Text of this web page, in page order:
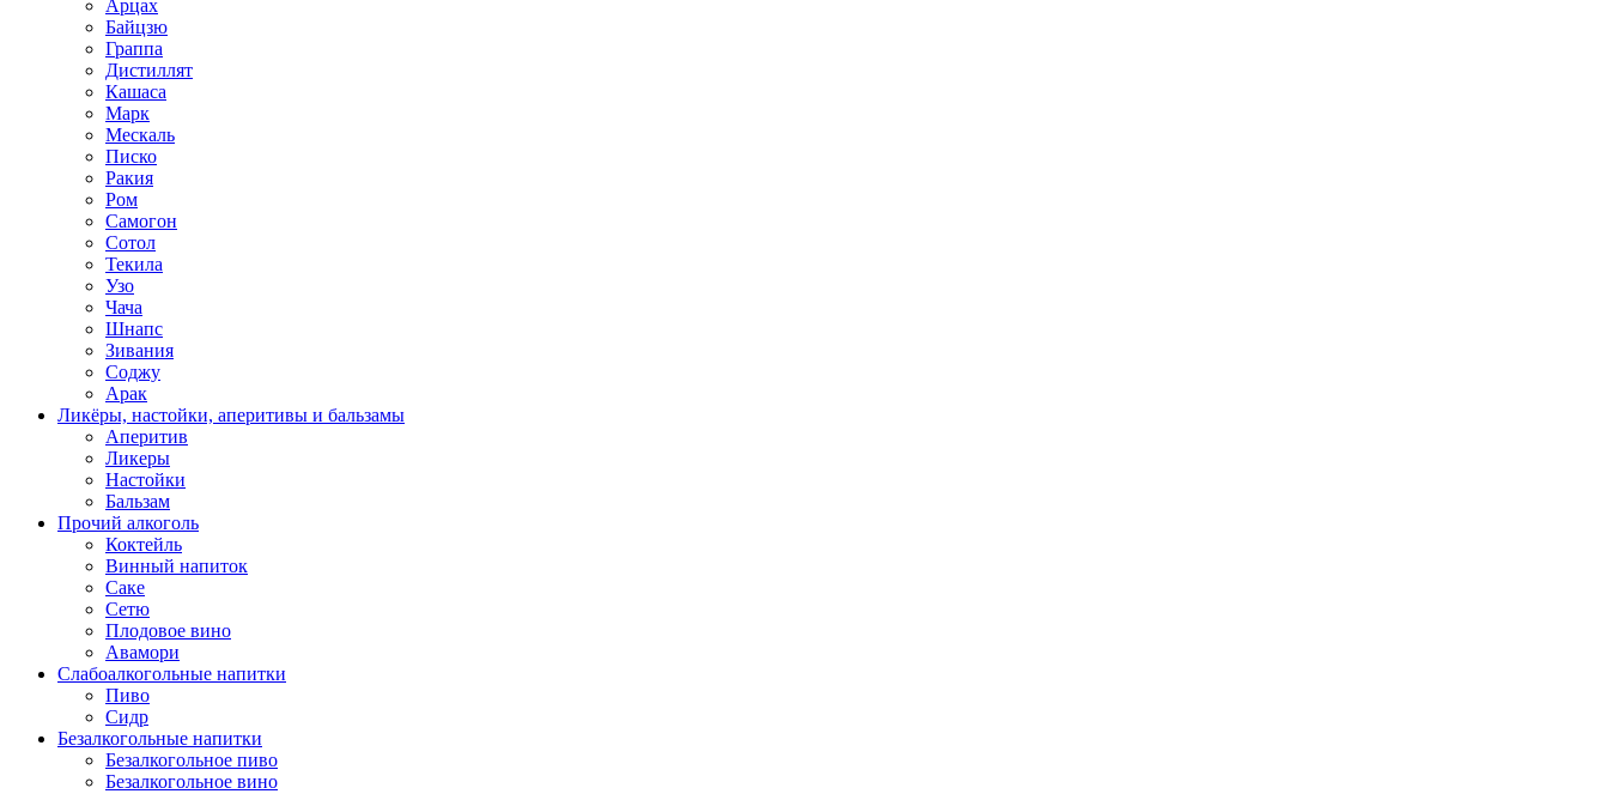
Арцах
Байцзю
Граппа
Дистиллят
Кашаса
Марк
Мескаль
Писко
Ракия
Ром
Самогон
Сотол
Текила
Узо
Чача
Шнапс
Зивания
Соджу
Арак
Ликёры, настойки, аперитивы и бальзамы
Аперитив
Ликеры
Настойки
Бальзам
Прочий алкоголь
Коктейль
Винный напиток
Саке
Сетю
Плодовое вино
Авамори
Слабоалкогольные напитки
Пиво
Сидр
Безалкогольные напитки
Безалкогольное пиво
Безалкогольное вино